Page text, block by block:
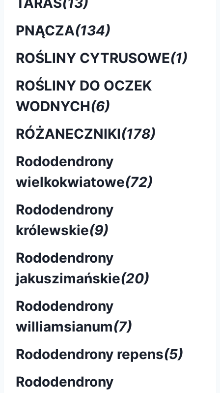
PNĄCZA(134)
ROŚLINY CYTRUSOWE(1)
ROŚLINY DO OCZEK
WODNYCH(6)
RÓŻANECZNIKI(178)
Rododendrony
wielkokwiatowe(72)
Rododendrony
królewskie(9)
Rododendrony
jakuszimańskie(20)
Rododendrony
williamsianum(7)
Rododendrony repens(5)
Rododendrony